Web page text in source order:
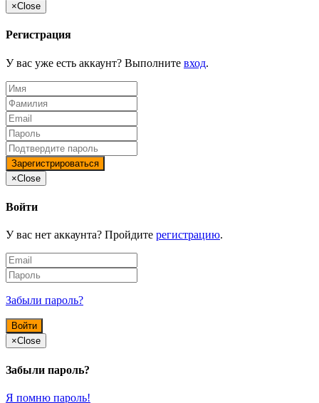
×Close
Регистрация
У вас уже есть аккаунт? Выполните вход.
×Close
Войти
У вас нет аккаунта? Пройдите регистрацию.
Забыли пароль?
×Close
Забыли пароль?
Я помню пароль!